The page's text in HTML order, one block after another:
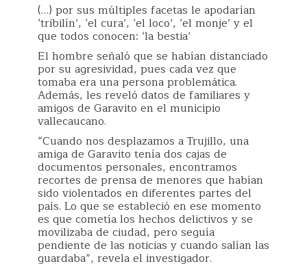
(…) por sus múltiples facetas le apodarían
‘tribilín’, ‘el cura’, ‘el loco’, ‘el monje’ y el
que todos conocen: ‘la bestia’
El hombre señaló que se habían distanciado
por su agresividad, pues cada vez que
tomaba era una persona problemática.
Además, les reveló datos de familiares y
amigos de Garavito en el municipio
vallecaucano.
“Cuando nos desplazamos a Trujillo, una
amiga de Garavito tenía dos cajas de
documentos personales, encontramos
recortes de prensa de menores que habían
sido violentados en diferentes partes del
país. Lo que se estableció en ese momento
es que cometía los hechos delictivos y se
movilizaba de ciudad, pero seguía
pendiente de las noticias y cuando salían las
guardaba”, revela el investigador.